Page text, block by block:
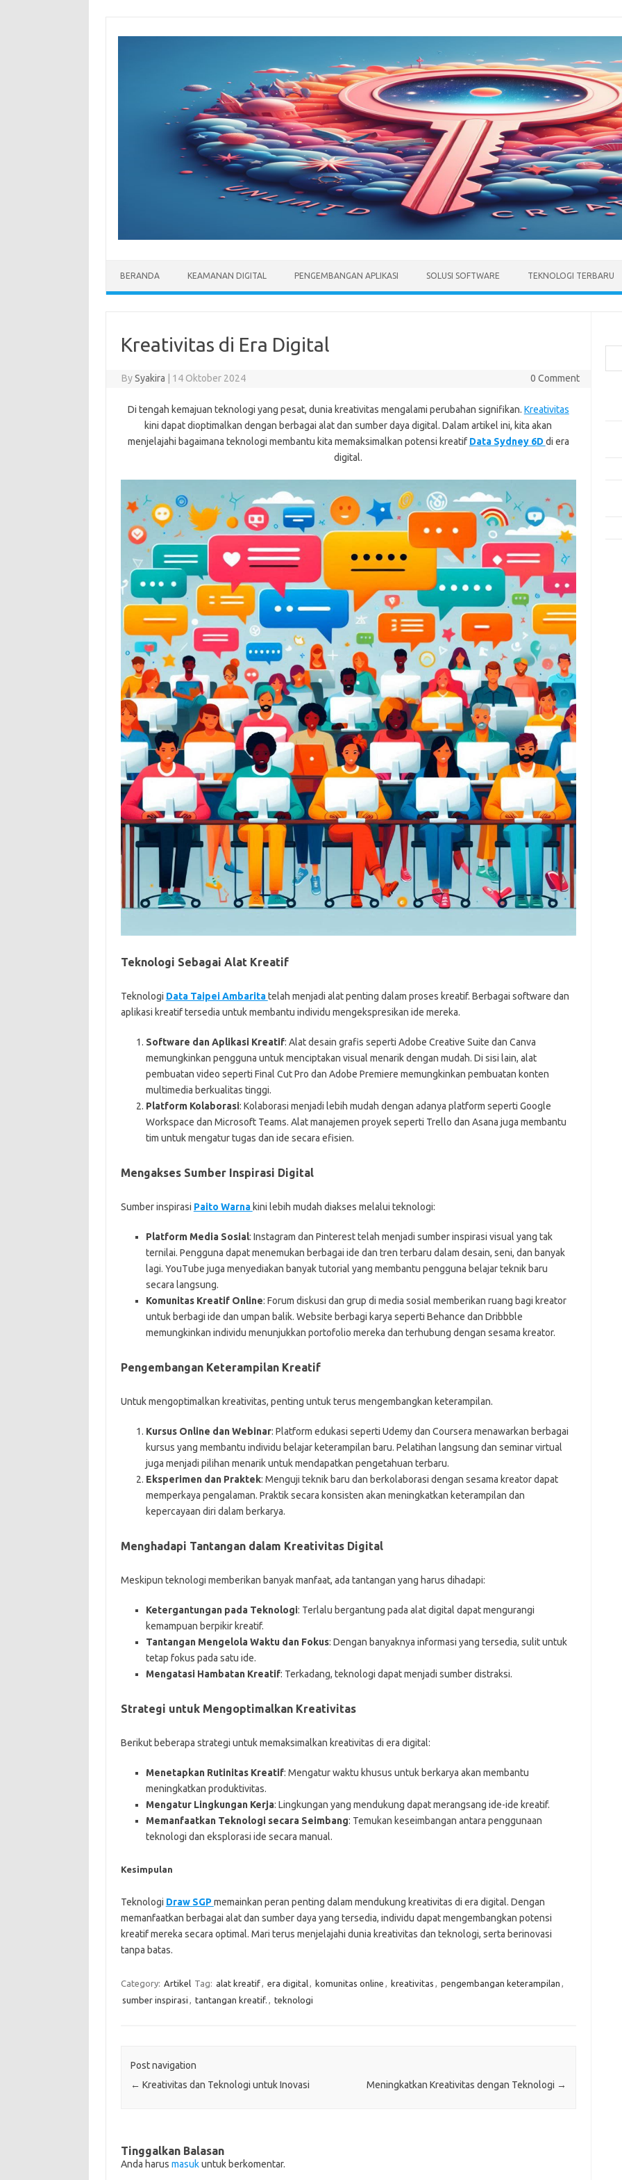
BERANDA KEAMANAN DIGITAL PENGEMBANGAN APLIKASI SOLUSI SOFTWARE TEKNOLOGI TERBARU
Kreativitas di Era Digital
BySyakira 14 Oktober 2024 0 Comment
Di tengah kemajuan teknologi yang pesat, dunia kreativitas mengalami perubahan signifikan. Kreativitas
kini dapat dioptimalkan dengan berbagai alat dan sumber daya digital. Dalam artikel ini, kita akan
menjelajahi bagaimana teknologi membantu kita memaksimalkan potensi kreatif Data Sydney 6D di era
digital.
Teknologi Sebagai Alat Kreatif
Teknologi Data Taipei Ambaritatelah menjadi alat penting dalam proses kreatif. Berbagai software dan
aplikasi kreatif tersedia untuk membantu individu mengekspresikan ide mereka.
Software dan Aplikasi Kreatif: Alat desain grafis seperti Adobe Creative Suite dan Canva
memungkinkan pengguna untuk menciptakan visual menarik dengan mudah. Di sisi lain, alat
pembuatan video seperti Final Cut Pro dan Adobe Premiere memungkinkan pembuatan konten
multimedia berkualitas tinggi.
Platform Kolaborasi: Kolaborasi menjadi lebih mudah dengan adanya platform seperti Google
Workspace dan Microsoft Teams. Alat manajemen proyek seperti Trello dan Asana juga membantu
tim untuk mengatur tugas dan ide secara efisien.
Mengakses Sumber Inspirasi Digital
Sumber inspirasi Paito Warna kini lebih mudah diakses melalui teknologi:
Platform Media Sosial: Instagram dan Pinterest telah menjadi sumber inspirasi visual yang tak
ternilai. Pengguna dapat menemukan berbagai ide dan tren terbaru dalam desain, seni, dan banyak
lagi. YouTube juga menyediakan banyak tutorial yang membantu pengguna belajar teknik baru
secara langsung.
Komunitas Kreatif Online: Forum diskusi dan grup di media sosial memberikan ruang bagi kreator
untuk berbagi ide dan umpan balik. Website berbagi karya seperti Behance dan Dribbble
memungkinkan individu menunjukkan portofolio mereka dan terhubung dengan sesama kreator.
Pengembangan Keterampilan Kreatif
Untuk mengoptimalkan kreativitas, penting untuk terus mengembangkan keterampilan.
Kursus Online dan Webinar: Platform edukasi seperti Udemy dan Coursera menawarkan berbagai
kursus yang membantu individu belajar keterampilan baru. Pelatihan langsung dan seminar virtual
juga menjadi pilihan menarik untuk mendapatkan pengetahuan terbaru.
Eksperimen dan Praktek: Menguji teknik baru dan berkolaborasi dengan sesama kreator dapat
memperkaya pengalaman. Praktik secara konsisten akan meningkatkan keterampilan dan
kepercayaan diri dalam berkarya.
Menghadapi Tantangan dalam Kreativitas Digital
Meskipun teknologi memberikan banyak manfaat, ada tantangan yang harus dihadapi:
Ketergantungan pada Teknologi: Terlalu bergantung pada alat digital dapat mengurangi
kemampuan berpikir kreatif.
Tantangan Mengelola Waktu dan Fokus: Dengan banyaknya informasi yang tersedia, sulit untuk
tetap fokus pada satu ide.
Mengatasi Hambatan Kreatif: Terkadang, teknologi dapat menjadi sumber distraksi.
Strategi untuk Mengoptimalkan Kreativitas
Berikut beberapa strategi untuk memaksimalkan kreativitas di era digital:
Menetapkan Rutinitas Kreatif: Mengatur waktu khusus untuk berkarya akan membantu
meningkatkan produktivitas.
Mengatur Lingkungan Kerja: Lingkungan yang mendukung dapat merangsang ide-ide kreatif.
Memanfaatkan Teknologi secara Seimbang: Temukan keseimbangan antara penggunaan
teknologi dan eksplorasi ide secara manual.
Kesimpulan
Teknologi Draw SGPmemainkan peran penting dalam mendukung kreativitas di era digital. Dengan
memanfaatkan berbagai alat dan sumber daya yang tersedia, individu dapat mengembangkan potensi
kreatif mereka secara optimal. Mari terus menjelajahi dunia kreativitas dan teknologi, serta berinovasi
tanpa batas.
Category: Artikel Tag: alat kreatif, era digital, komunitas online , kreativitas , pengembangan keterampilan ,
sumber inspirasi , tantangan kreatif. , teknologi
Post navigation
← Kreativitas dan Teknologi untuk Inovasi Meningkatkan Kreativitas dengan Teknologi →
Tinggalkan Balasan
Anda harus masukuntuk berkomentar.